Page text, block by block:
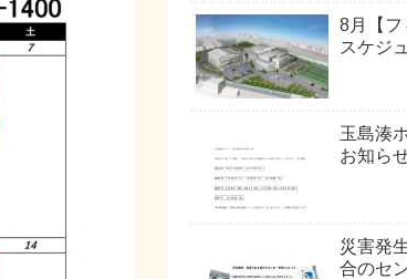
8月【フ
スケジ
玉島湊
お知ら
災害発
合のセ